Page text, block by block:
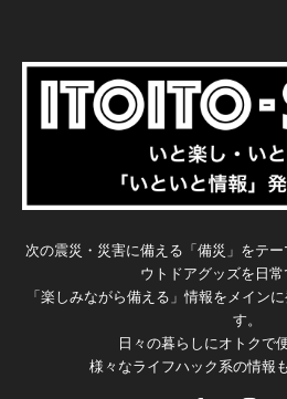
次の震災・災害に備える「備災」をテ
ウトドアグッズを日
「楽しみながら備える」情報をメイン
す。
日々の暮らしにオトクで
様々なライフハック系の情報